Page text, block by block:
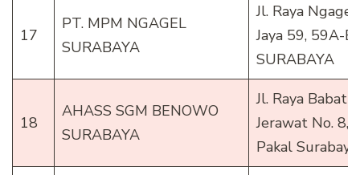
17
PT. MPM NGAGEL
SURABAYA
Jl. Raya Ngagel
Jaya 59, 59A-B
SURABAYA
18
AHASS SGM BENOWO
SURABAYA
Jl. Raya Babat
Jerawat No. 8,
Pakal Surabaya